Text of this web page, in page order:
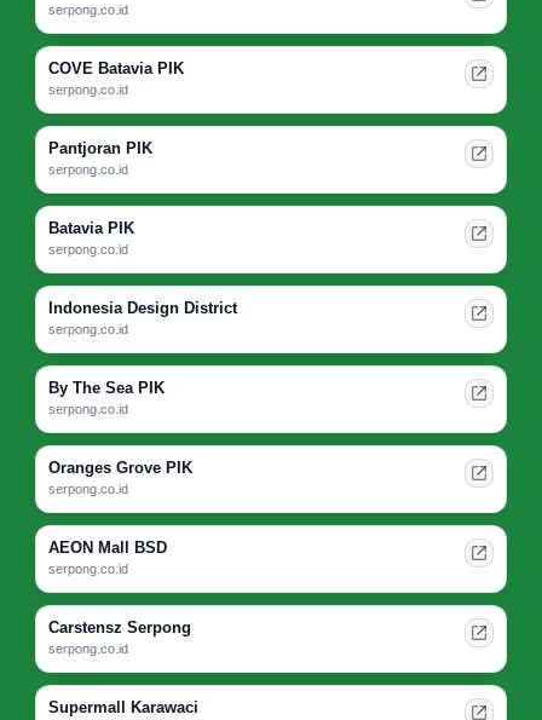
serpong.co.id
COVE Batavia PIK
serpong.co.id
Pantjoran PIK
serpong.co.id
Batavia PIK
serpong.co.id
Indonesia Design District
serpong.co.id
By The Sea PIK
serpong.co.id
Oranges Grove PIK
serpong.co.id
AEON Mall BSD
serpong.co.id
Carstensz Serpong
serpong.co.id
Supermall Karawaci